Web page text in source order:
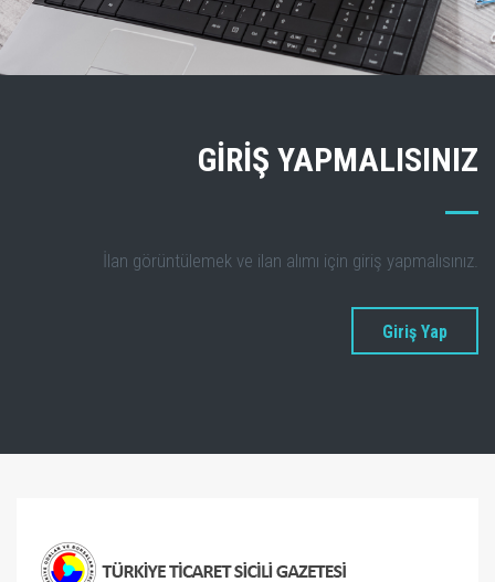
GİRİŞ YAPMALISINIZ
İlan görüntülemek ve ilan alımı için giriş yapmalısınız.
Giriş Yap